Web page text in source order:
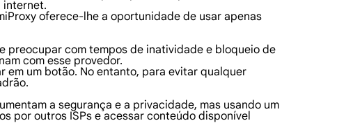
internet.
oferece-lhe a oportunidade de usar apenas
preocupar com tempos de inatividade e bloqueio de
com esse provedor.
em um botão. No entanto, para evitar qualquer
a segurança e a privacidade, mas usando um
por outros ISPs e acessar conteúdo disponível